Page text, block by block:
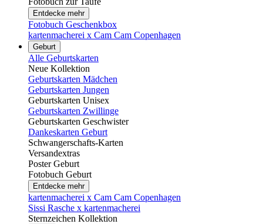
Entdecke mehr
Fotobuch Geschenkbox
kartenmacherei x Cam Cam Copenhagen
Geburt
Alle Geburtskarten
Neue Kollektion
Geburtskarten Mädchen
Geburtskarten Jungen
Geburtskarten Unisex
Geburtskarten Zwillinge
Geburtskarten Geschwister
Dankeskarten Geburt
Schwangerschafts-Karten
Versandextras
Poster Geburt
Fotobuch Geburt
Entdecke mehr
kartenmacherei x Cam Cam Copenhagen
Sissi Rasche x kartenmacherei
Sternzeichen Kollektion